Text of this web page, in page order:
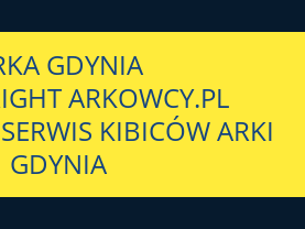
GDYNIA
ARKOWCY.PL
KIBICÓW ARKI
GDYNIA